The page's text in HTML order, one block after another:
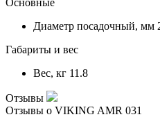
Диаметр посадочный, мм
Габариты и вес
Вес, кг 11.8
Отзывы
Отзывы о VIKING AMR 031